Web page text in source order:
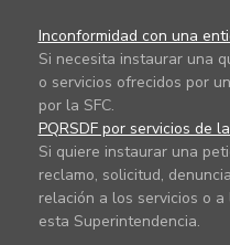
Inconformidad con una
Si necesita instaurar una
o servicios ofrecidos por
por la SFC.
PQRSDF por servicios de
Si quiere instaurar una
reclamo, solicitud,
relación a los servicios o
esta Superintendencia.